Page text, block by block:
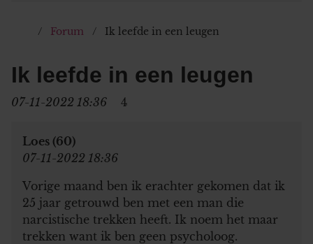
Forum Ik leefde in een leugen
Ik leefde in een leugen
07-11-2022 18:36 4
Loes (60)
07-11-2022 18:36
Vorige maand ben ik erachter gekomen dat ik
25 jaar getrouwd ben met een man die
narcistische trekken heeft. Ik noem het maar
trekken want ik ben geen psycholoog.